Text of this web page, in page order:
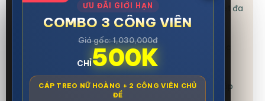
Nhà hàngTaiyo(Khu Ba Đèo) phục vụ buffet đa
dạng từ món Việt đến món Á.
Cơm đoàn & Gọi món:
(Công viên Rồng) với kiến trúc cung đình độc
Thức ăn nhanh:Các quầy lưu động phục vụ đùi gà
nướng, xúc xích, hamberger và nước giải khát tại khắp
ƯU ĐÃI GIỚI HẠN
COMBO 3 CÔNG VIÊN
Giá gốc: 1,030,000đ
CHỈ500K
CÁP TREO NỮ HOÀNG + 2 CÔNG VIÊN CHỦ
ĐỀ